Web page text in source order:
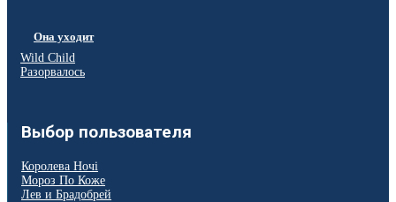
Она уходит
Wild Child
Разорвалось
Выбор пользователя
Королева Ночі
Мороз По Коже
Лев и Брадобрей